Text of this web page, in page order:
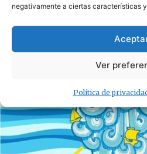
negativamente a ciertas características
Ver
Política de
Algeciras y Tarifa suman
pasajeros entre viernes y